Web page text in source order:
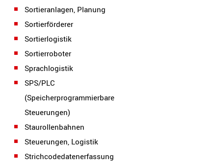
Sortieranlagen, Planung
Sortierförderer
Sortierlogistik
Sortierroboter
Sprachlogistik
SPS/PLC
(Speicherprogrammierbare
Steuerungen)
Staurollenbahnen
Steuerungen, Logistik
Strichcodedatenerfassung